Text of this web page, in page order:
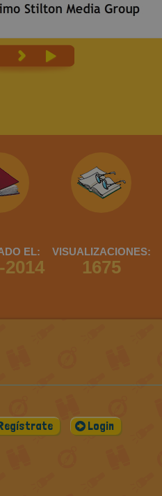
EL:
2014
VISUALIZACIONES:
1675
Login